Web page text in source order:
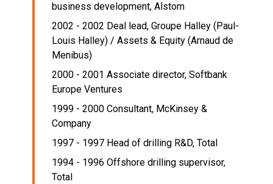
business development, Alstom
2002 - 2002 Deal lead, Groupe Halley (Paul-
Louis Halley) / Assets & Equity (Arnaud de
Menibus)
2000 - 2001 Associate director, Softbank
Europe Ventures
1999 - 2000 Consultant, McKinsey &
Company
1997 - 1997 Head of drilling R&D, Total
1994 - 1996 Offshore drilling supervisor,
Total